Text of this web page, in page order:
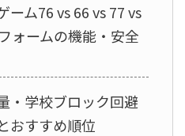
ーム76 vs 66 vs 77 vs
ォームの機能・安全
・学校ブロック回避
おすすめ順位